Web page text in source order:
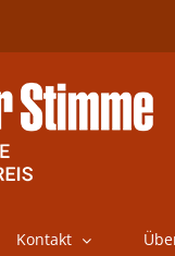
Kontakt